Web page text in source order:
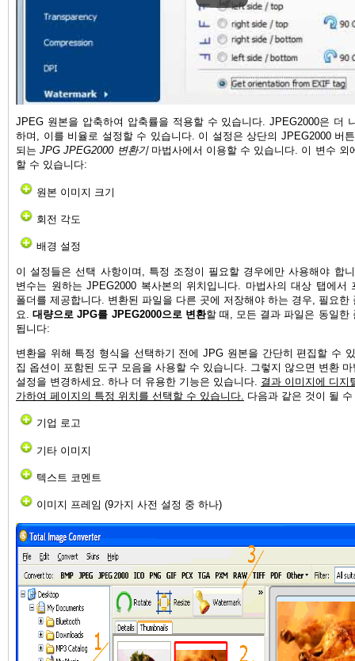
JPEG 원본을 압축하여 압축률을 적용할 수 있습니다. JPEG2000은 더
하며, 이를 비율로 설정할 수 있습니다. 이 설정은 상단의 JPEG2000 버
되는JPG JPEG2000 변환기마법사에서 이용할 수 있습니다. 이 변수 외
할 수 있습니다:
원본 이미지 크기
회전 각도
배경 설정
이 설정들은 선택 사항이며, 특정 조정이 필요할 경우에만 사용해야 합
변수는 원하는 JPEG2000 복사본의 위치입니다. 마법사의 대상 탭에서
폴더를 제공합니다. 변환된 파일을 다른 곳에 저장해야 하는 경우, 필요한
요.대량으로 JPG를 JPEG2000으로 변환할 때, 모든 결과 파일은 동일한
됩니다:
변환을 위해 특정 형식을 선택하기 전에 JPG 원본을 간단히 편집할 수
집 옵션이 포함된 도구 모음을 사용할 수 있습니다. 그렇지 않으면 변환
설정을 변경하세요. 하나 더 유용한 기능은 있습니다. 결과 이미지에 디지
가하여 페이지의 특정 위치를 선택할 수 있습니다. 다음과 같은 것이 될
기업 로고
기타 이미지
텍스트 코멘트
이미지 프레임 (9가지 사전 설정 중 하나)